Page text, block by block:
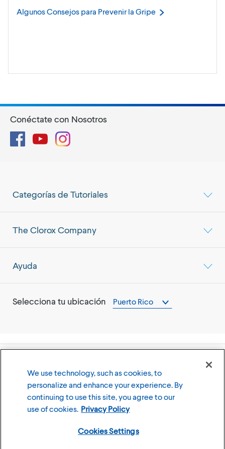
Algunos Consejos para Prevenir la Gripe
Categorías de Tutoriales
The Clorox Company
Ayuda
Selecciona tu ubicación Puerto Rico
Conéctate con Nosotros
FacebookYouTubeInstagram
Términos y Condiciones de Uso Política de Privacidad
We use technology, such as cookies, to
personalize and enhance your experience. By
continuing to use this site, you agree to our
use of cookies. Privacy Policy
Cookies Settings